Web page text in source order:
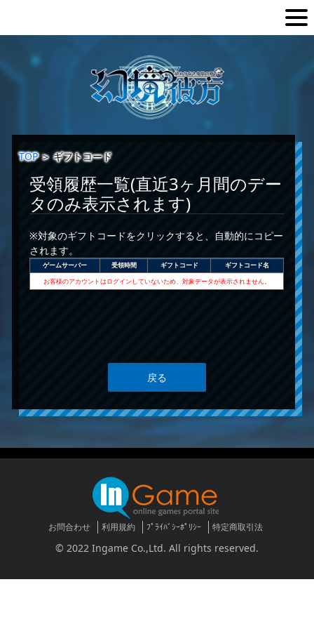
TOP＞ギフトコード
受領履歴一覧(直近3ヶ月間のデー
タのみ表示されます)
※対象のギフトコードをクリックすると、自動的にコピー
されます。
ゲームサーバー 受領時間 ギフトコード
ギフトコード名
お客様のアカウントはログインしていないため、対象データが表示されません。
戻る
お問合わせ 利用規約 ﾌﾟﾗｲﾊﾞｼｰﾎﾟﾘｼｰ 特定商取引法
© 2022 Ingame Co.,Ltd. All rights reserved.